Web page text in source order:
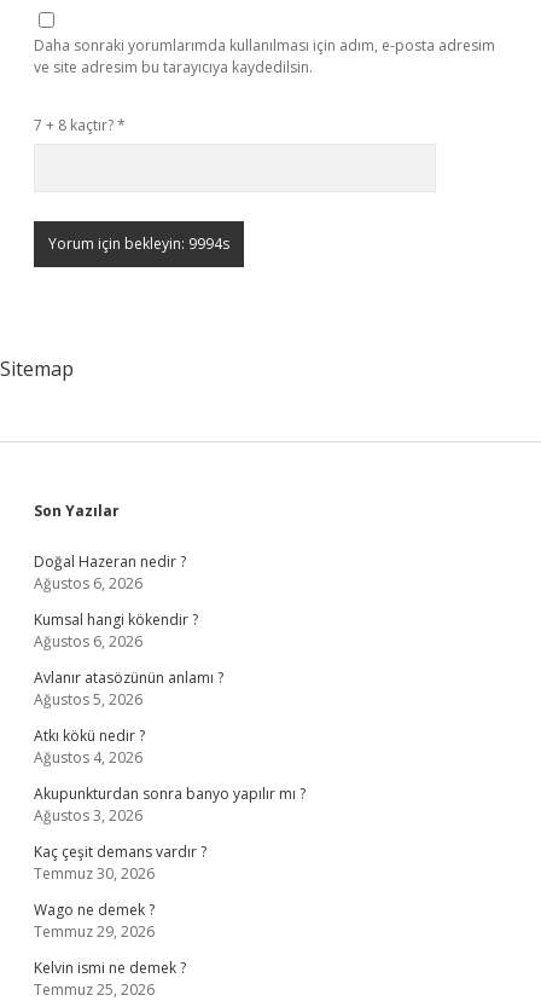
Daha sonraki yorumlarımda kullanılması için adım, e-posta adresim
ve site adresim bu tarayıcıya kaydedilsin.
7 + 8 kaçtır?*
Sitemap
Sidebar
Son Yazılar
Doğal Hazeran nedir ?
Ağustos 6, 2026
Kumsal hangi kökendir ?
Ağustos 6, 2026
Avlanır atasözünün anlamı ?
Ağustos 5, 2026
Atkı kökü nedir ?
Ağustos 4, 2026
Akupunkturdan sonra banyo yapılır mı ?
Ağustos 3, 2026
Kaç çeşit demans vardır ?
Temmuz 30, 2026
Wago ne demek ?
Temmuz 29, 2026
Kelvin ismi ne demek ?
Temmuz 25, 2026